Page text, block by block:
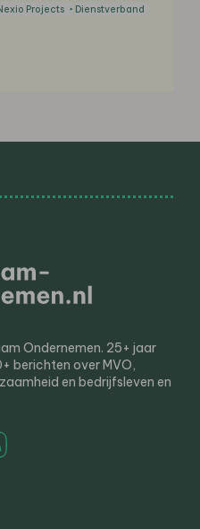
Projects Dienstverband
Ondernemen. 25+ jaar
berichten over MVO,
en bedrijfsleven en